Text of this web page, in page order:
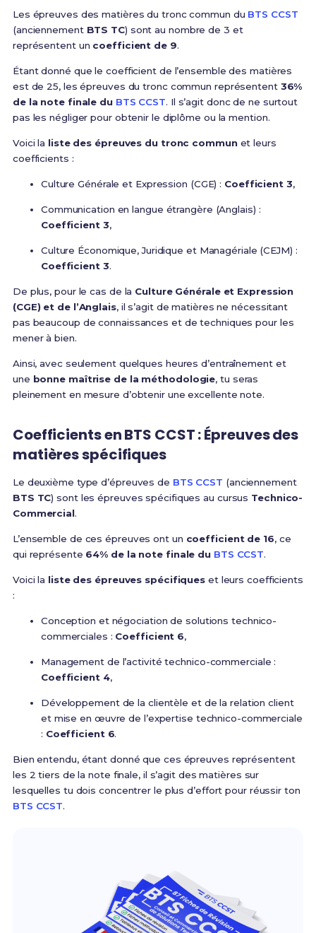
Les épreuves des matières du tronc commun du BTS CCST
(anciennement BTS TC) sont au nombre de 3 et
représentent un coefficient de 9.
Étant donné que le coefficient de l’ensemble des matières
est de 25, les épreuves du tronc commun représentent 36%
de la note finale du BTS CCST. Il s’agit donc de ne surtout
pas les négliger pour obtenir le diplôme ou la mention.
Voici la liste des épreuves du tronc communet leurs
coefficients :
Culture Générale et Expression (CGE) : Coefficient 3,
Communication en langue étrangère (Anglais) :
Coefficient 3,
Culture Économique, Juridique et Managériale (CEJM) :
Coefficient 3.
De plus, pour le cas de la Culture Générale et Expression
(CGE) et de l’Anglais, il s’agit de matières ne nécessitant
pas beaucoup de connaissances et de techniques pour les
mener à bien.
Ainsi, avec seulement quelques heures d’entraînement et
une bonne maîtrise de la méthodologie, tu seras
pleinement en mesure d’obtenir une excellente note.
Coefficients en BTS CCST : Épreuves des
matières spécifiques
Le deuxième type d’épreuves de BTS CCST (anciennement
BTS TC) sont les épreuves spécifiques au cursus Technico-
Commercial.
L’ensemble de ces épreuves ont un coefficient de 16, ce
qui représente 64% de la note finale du BTS CCST.
Voici la liste des épreuves spécifiques et leurs coefficients
:
Conception et négociation de solutions technico-
commerciales : Coefficient 6,
Management de l’activité technico-commerciale :
Coefficient 4,
Développement de la clientèle et de la relation client
et mise en œuvre de l’expertise technico-commerciale
: Coefficient 6.
Bien entendu, étant donné que ces épreuves représentent
les 2 tiers de la note finale, il s’agit des matières sur
lesquelles tu dois concentrer le plus d’effort pour réussir ton
BTS CCST.